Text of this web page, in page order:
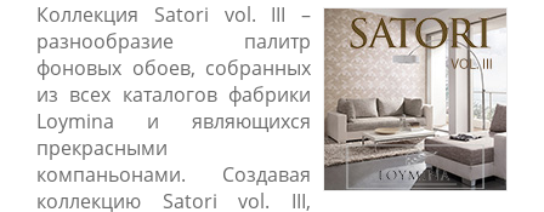
Коллекция Satori vol. III –
разнообразие палитр
фоновых обоев, собранных
из всех каталогов фабрики
Loymina и являющихся
прекрасными
компаньонами. Создавая
коллекцию Satori vol. III,